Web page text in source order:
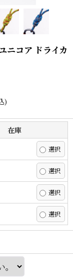
コア ドライカ
)
在庫